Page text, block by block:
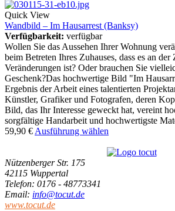
Quick View
Wandbild – Im Hausarrest (Banksy)
Verfügbarkeit: verfügbar
Wollen Sie das Aussehen Ihrer Wohnung
beim Betreten Ihres Zuhauses, dass es an der
Veränderungen ist? Oder brauchen Sie
Geschenk?Das hochwertige Bild "Im
Ergebnis der Arbeit eines talentierten
Künstler, Grafiker und Fotografen, deren
Bild, das Ihr Interesse geweckt hat, vereint
sorgfältige Handarbeit und hochwertigste
59,90 € Ausführung wählen
Nützenberger Str. 175
42115 Wuppertal
Telefon: 0176 - 48773341
Email: info@tocut.de
www.tocut.de